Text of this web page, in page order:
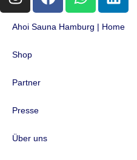
Ahoi Sauna Hamburg | Home
Shop
Partner
Presse
Über uns